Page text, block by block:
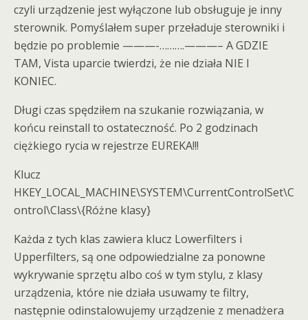
czyli urządzenie jest wyłączone lub obsługuje je inny
sterownik. Pomyślałem super przeładuje sterowniki i
będzie po problemie ———-……….———– A GDZIE
TAM, Vista uparcie twierdzi, że nie działa NIE I
KONIEC.
Długi czas spędziłem na szukanie rozwiązania, w
końcu reinstall to ostateczność. Po 2 godzinach
ciężkiego rycia w rejestrze EUREKA!!!
Klucz
HKEY_LOCAL_MACHINE\SYSTEM\CurrentControlSet\C
ontrol\Class\{Różne klasy}
Każda z tych klas zawiera klucz Lowerfilters i
Upperfilters, są one odpowiedzialne za ponowne
wykrywanie sprzętu albo coś w tym stylu, z klasy
urządzenia, które nie działa usuwamy te filtry,
następnie odinstalowujemy urządzenie z menadżera